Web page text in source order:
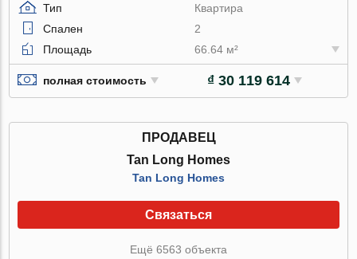
Тип
Квартира
Спален
2
Площадь
66.64 м²
полная стоимость ₫ 30 119 614
ПРОДАВЕЦ
Tan Long Homes
Tan Long Homes
Связаться
Ещё 6563 объекта